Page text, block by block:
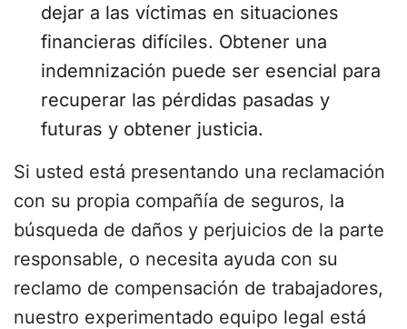
dejar a las víctimas en situaciones
financieras difíciles. Obtener una
indemnización puede ser esencial para
recuperar las pérdidas pasadas y
futuras y obtener justicia.
Si usted está presentando una reclamación
con su propia compañía de seguros, la
búsqueda de daños y perjuicios de la parte
responsable, o necesita ayuda con su
reclamo de compensación de trabajadores,
nuestro experimentado equipo legal está